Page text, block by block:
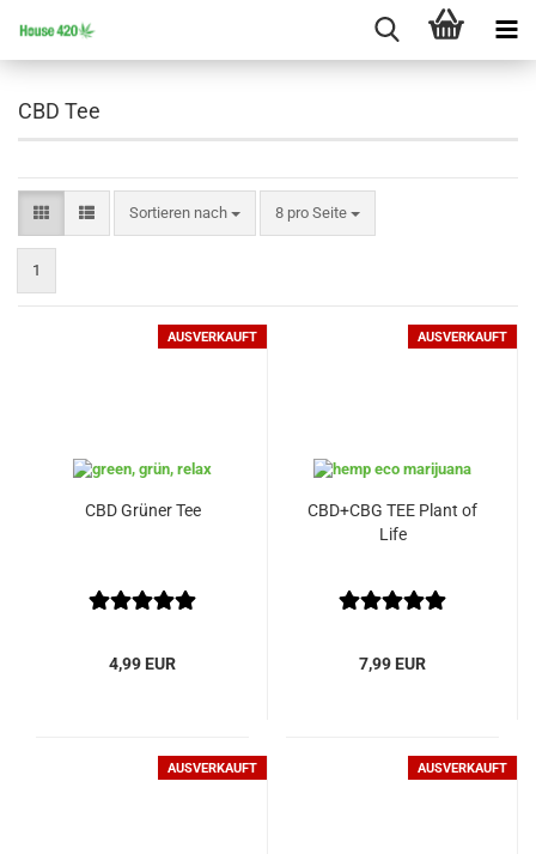
CBD Tee
Sortieren nach
Sortieren nach 8 pro Seite
pro Seite
1
AUSVERKAUFT
CBD Grüner Tee
4,99 EUR
AUSVERKAUFT
CBD+CBG TEE Plant of
Life
7,99 EUR
AUSVERKAUFT AUSVERKAUFT